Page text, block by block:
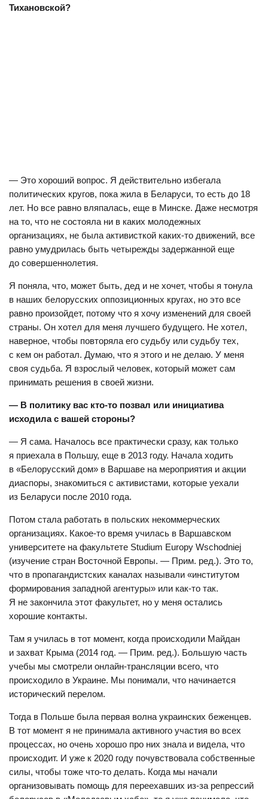
Тихановской?
— Это хороший вопрос. Я действительно избегала
политических кругов, пока жила в Беларуси, то есть до 18
лет. Но все равно вляпалась, еще в Минске. Даже несмотря
на то, что не состояла ни в каких молодежных
организациях, не была активисткой каких-то движений, все
равно умудрилась быть четырежды задержанной еще
до совершеннолетия.
Я поняла, что, может быть, дед и не хочет, чтобы я тонула
в наших белорусских оппозиционных кругах, но это все
равно произойдет, потому что я хочу изменений для своей
страны. Он хотел для меня лучшего будущего. Не хотел,
наверное, чтобы повторяла его судьбу или судьбу тех,
с кем он работал. Думаю, что я этого и не делаю. У меня
своя судьба. Я взрослый человек, который может сам
принимать решения в своей жизни.
— В политику вас кто-то позвал или инициатива
исходила с вашей стороны?
— Я сама. Началось все практически сразу, как только
я приехала в Польшу, еще в 2013 году. Начала ходить
в «Белорусский дом» в Варшаве на мероприятия и акции
диаспоры, знакомиться с активистами, которые уехали
из Беларуси после 2010 года.
Потом стала работать в польских некоммерческих
организациях. Какое-то время училась в Варшавском
университете на факультете Studium Europy Wschodniej
(изучение стран Восточной Европы. — Прим. ред.). Это то,
что в пропагандистских каналах называли «институтом
формирования западной агентуры» или как-то так.
Я не закончила этот факультет, но у меня остались
хорошие контакты.
Там я училась в тот момент, когда происходили Майдан
и захват Крыма (2014 год. — Прим. ред.). Большую часть
учебы мы смотрели онлайн-трансляции всего, что
происходило в Украине. Мы понимали, что начинается
исторический перелом.
Тогда в Польше была первая волна украинских беженцев.
В тот момент я не принимала активного участия во всех
процессах, но очень хорошо про них знала и видела, что
происходит. И уже к 2020 году почувствовала собственные
силы, чтобы тоже что-то делать. Когда мы начали
организовывать помощь для переехавших из-за репрессий